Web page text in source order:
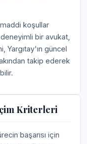
koşullar
deneyimli bir avukat,
Yargıtay'ın güncel
takip ederek
Kriterleri
başarısı için